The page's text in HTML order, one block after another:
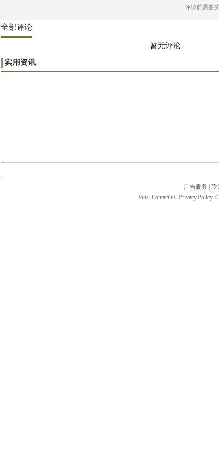
评论前需要
全部评论
暂无评论
实用资讯
广告服务
联
Jobs. Contact us. Privacy Policy.